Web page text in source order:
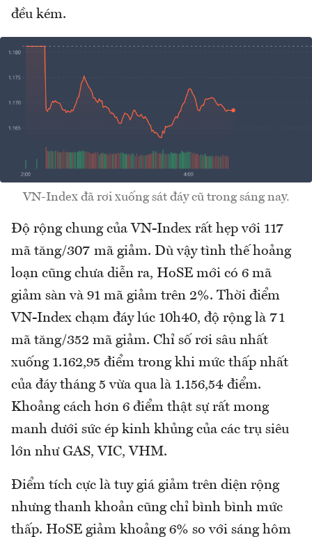
đều kém.
VN-Index đã rơi xuống sát đáy cũ trong sáng nay.
Độ rộng chung của VN-Index rất hẹp với 117
mã tăng/307 mã giảm. Dù vậy tình thế hoảng
loạn cũng chưa diễn ra, HoSE mới có 6 mã
giảm sàn và 91 mã giảm trên 2%. Thời điểm
VN-Index chạm đáy lúc 10h40, độ rộng là 71
mã tăng/352 mã giảm. Chỉ số rơi sâu nhất
xuống 1.162,95 điểm trong khi mức thấp nhất
của đáy tháng 5 vừa qua là 1.156,54 điểm.
Khoảng cách hơn 6 điểm thật sự rất mong
manh dưới sức ép kinh khủng của các trụ siêu
lớn như GAS, VIC, VHM.
Điểm tích cực là tuy giá giảm trên diện rộng
nhưng thanh khoản cũng chỉ bình bình mức
thấp. HoSE giảm khoảng 6% so với sáng hôm